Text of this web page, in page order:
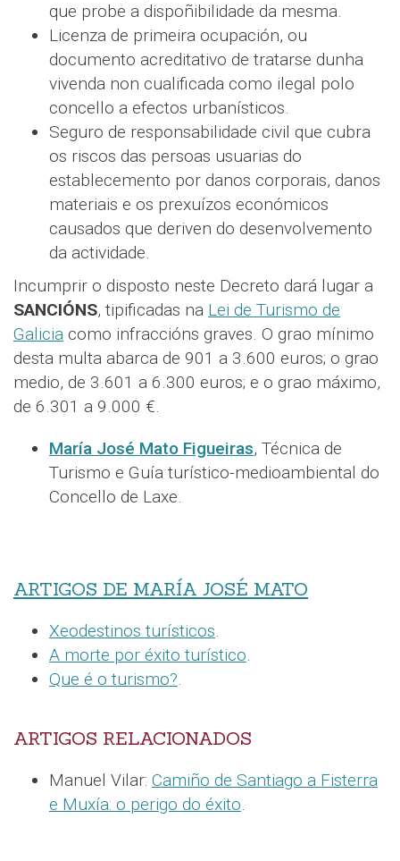
que probe a dispoñibilidade da mesma.
Licenza de primeira ocupación, ou
documento acreditativo de tratarse dunha
vivenda non cualificada como ilegal polo
concello a efectos urbanísticos.
Seguro de responsabilidade civil que cubra
os riscos das persoas usuarias do
establecemento por danos corporais, danos
materiais e os prexuízos económicos
causados que deriven do desenvolvemento
da actividade.
Incumprir o disposto neste Decreto dará lugar a
SANCIÓNS, tipificadas na Lei de Turismo de
Galicia como infraccións graves. O grao mínimo
desta multa abarca de 901 a 3.600 euros; o grao
medio, de 3.601 a 6.300 euros; e o grao máximo,
de 6.301 a 9.000 €.
María José Mato Figueiras, Técnica de
Turismo e Guía turístico-medioambiental do
Concello de Laxe.
ARTIGOS DE MARÍA JOSÉ MATO
Xeodestinos turísticos.
A morte por éxito turístico.
Que é o turismo?.
ARTIGOS RELACIONADOS
Manuel Vilar: Camiño de Santiago a Fisterra
e Muxía: o perigo do éxito.